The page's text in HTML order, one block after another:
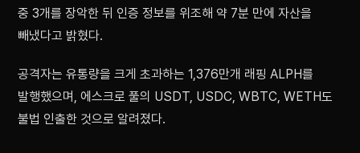
중 3개를 장악한 뒤 인증 정보를 위조해 약 7분 만에 자산을
빼냈다고 밝혔다.
공격자는 유통량을 크게 초과하는 1,376만개 래핑 ALPH를
발행했으며, 에스크로 풀의 USDT, USDC, WBTC, WETH도
불법 인출한 것으로 알려졌다.